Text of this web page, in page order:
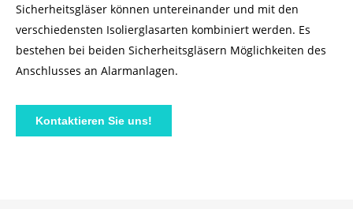
Sicherheitsgläser können untereinander und mit den
verschiedensten Isolierglasarten kombiniert werden. Es
bestehen bei beiden Sicherheitsgläsern Möglichkeiten des
Anschlusses an Alarmanlagen.
Kontaktieren Sie uns!